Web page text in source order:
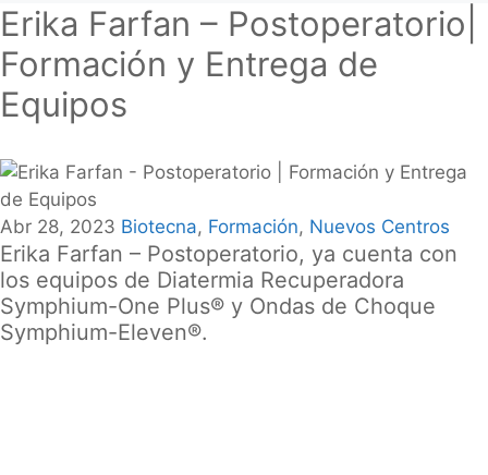
Erika Farfan – Postoperatorio|
Formación y Entrega de
Equipos
Abr 28, 2023 Biotecna, Formación, Nuevos Centros
Erika Farfan – Postoperatorio, ya cuenta con
los equipos de Diatermia Recuperadora
Symphium-One Plus® y Ondas de Choque
Symphium-Eleven®.